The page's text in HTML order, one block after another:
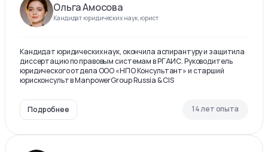
Ольга Амосова
Кандидат юридических наук, юрист
Кандидат юридических наук, окончила аспирантуру и защитила
диссертацию по правовым системам в РГАИС. Руководитель
юридического отдела ООО «НПО Консультант» и старший
юрисконсульт в ManpowerGroup Russia & CIS
Подробнее 14 лет опыта